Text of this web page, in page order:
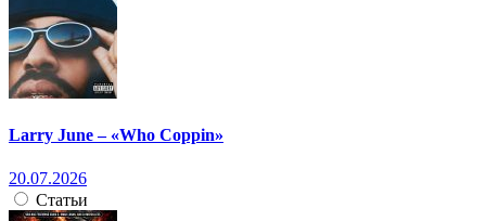
Larry June – «Who Coppin»
20.07.2026
Статьи